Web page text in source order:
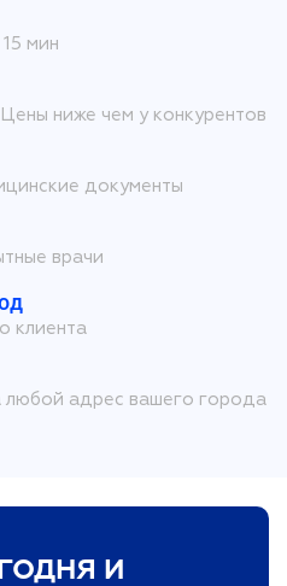
мин
ниже чем у конкурентов
документы
врачи
клиента
любой адрес вашего города
И